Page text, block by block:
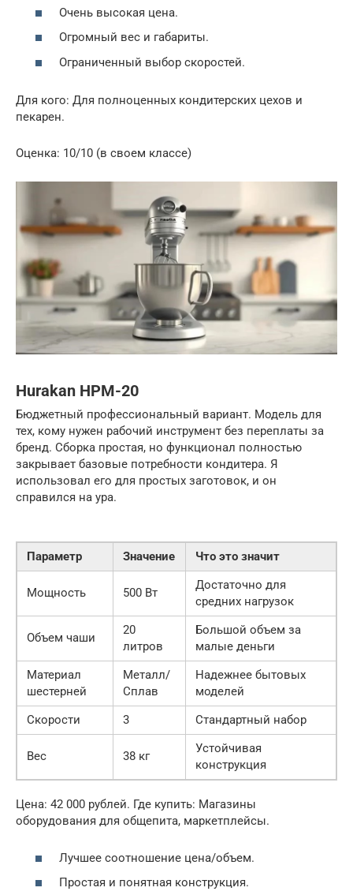
Очень высокая цена.
Огромный вес и габариты.
Ограниченный выбор скоростей.
Для кого: Для полноценных кондитерских цехов и
пекарен.
Оценка: 10/10 (в своем классе)
Hurakan HPM-20
Бюджетный профессиональный вариант. Модель для
тех, кому нужен рабочий инструмент без переплаты за
бренд. Сборка простая, но функционал полностью
закрывает базовые потребности кондитера. Я
использовал его для простых заготовок, и он
справился на ура.
Параметр Значение Что это значит
Мощность 500 Вт
Достаточно для
средних нагрузок
Объем чаши
20
литров
Большой объем за
малые деньги
Материал
шестерней
Металл/
Сплав
Надежнее бытовых
моделей
Скорости
3 Стандартный набор
Вес 38 кг
Устойчивая
конструкция
Цена: 42 000 рублей. Где купить: Магазины
оборудования для общепита, маркетплейсы.
Лучшее соотношение цена/объем.
Простая и понятная конструкция.